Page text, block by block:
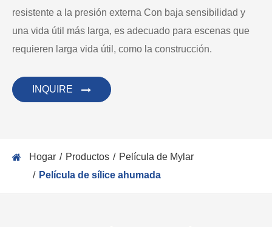
resistente a la presión externa Con baja sensibilidad y
una vida útil más larga, es adecuado para escenas que
requieren larga vida útil, como la construcción.
INQUIRE
Hogar Productos
Película de Mylar
Película de sílice ahumada